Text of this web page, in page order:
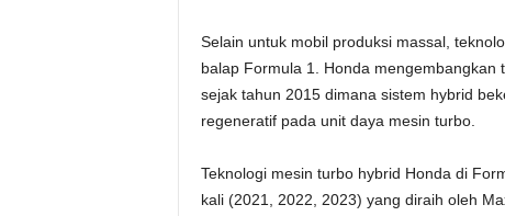
Selain untuk mobil produksi massal,
balap Formula 1. Honda
sejak tahun 2015 dimana sistem hybrid
regeneratif pada unit daya mesin turbo.
Teknologi mesin turbo hybrid Honda di
kali (2021, 2022, 2023) yang diraih oleh